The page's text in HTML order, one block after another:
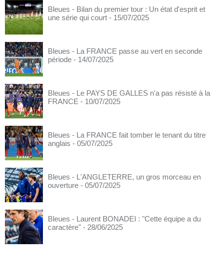
Bleues - Bilan du premier tour : Un état d'esprit et
une série qui court - 15/07/2025
Bleues - La FRANCE passe au vert en seconde
période - 14/07/2025
Bleues - Le PAYS DE GALLES n'a pas résisté à la
FRANCE - 10/07/2025
Bleues - La FRANCE fait tomber le tenant du titre
anglais - 05/07/2025
Bleues - L'ANGLETERRE, un gros morceau en
ouverture - 05/07/2025
Bleues - Laurent BONADEI : "Cette équipe a du
caractère" - 28/06/2025